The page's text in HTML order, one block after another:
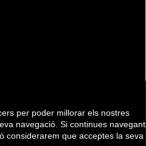
per poder millorar els nostres
navegació. Si continues navegant
considerarem que acceptes la seva